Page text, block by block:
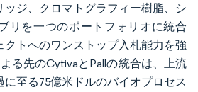
ジ、クロマトグラフィー樹脂、シ
リを一つのポートフォリオに統合
クトへのワンストップ入札能力を強
る先のCytivaとPallの統合は、上流
至る75億米ドルのバイオプロセス